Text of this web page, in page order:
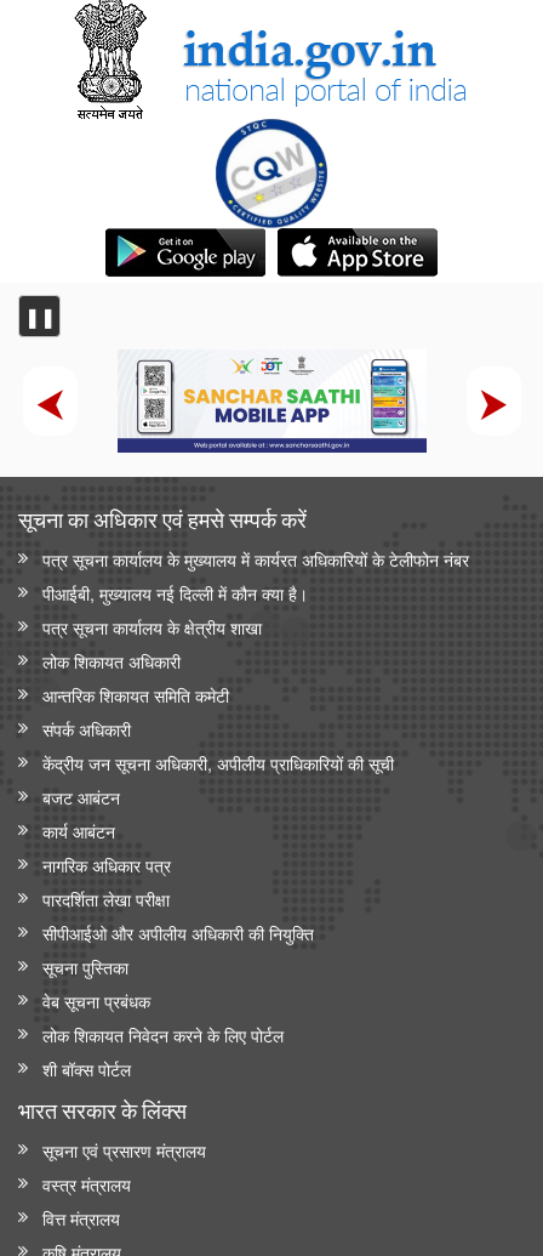
❚❚
सूचना का अधिकार एवं हमसे सम्‍पर्क करें
पत्र सूचना कार्यालय के मुख्यालय में कार्यरत अधिकारियों के टेलीफोन नंबर
पीआईबी, मुख्यालय नई दिल्ली में कौन क्या है।
पत्र सूचना कार्यालय के क्षेत्रीय शाखा
लोक शिकायत अधिकारी
आन्‍तरिक शिकायत समिति कमेटी
संपर्क अधिकारी
केंद्रीय जन सूचना अधिकारी, अपीलीय प्राधिकारियों की सूची
बजट आबंटन
कार्य आबंटन
नागरिक अधिकार पत्र
पारदर्शिता लेखा परीक्षा
सीपीआईओ और अपी‍लीय अधिकारी की नियुक्ति
सूचना पुस्तिका
वेब सूचना प्रबंधक
लोक शिकायत निवेदन करने के लिए पोर्टल
शी बॉक्स पोर्टल
भारत सरकार के लिंक्‍स
सूचना एवं प्रसारण मंत्रालय
वस्त्र मंत्रालय
वित्त मंत्रालय